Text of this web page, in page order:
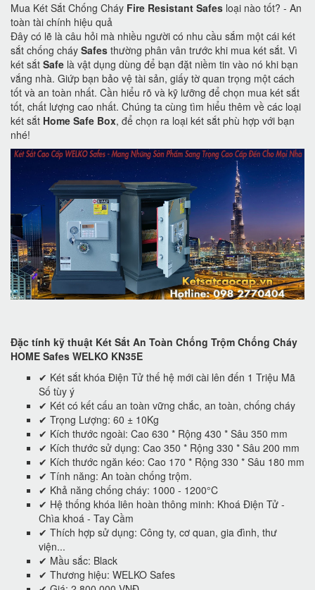
Mua Két Sắt Chống Cháy Fire Resistant Safes loại nào tốt? - An
toàn tài chính hiệu quả
Đây có lẽ là câu hỏi mà nhiều người có nhu cầu sắm một cái két
sắt chống cháy Safes thường phân vân trước khi mua két sắt. Vì
két sắt Safe là vật dụng dùng để bạn đặt niềm tin vào nó khi bạn
vắng nhà. Giứp bạn bảo vệ tài sản, giấy tờ quan trọng một cách
tốt và an toàn nhất. Cần hiểu rõ và kỹ lưỡng để chọn mua két sắt
tốt, chất lượng cao nhất. Chúng ta cùng tìm hiểu thêm về các loại
két sắt Home Safe Box, để chọn ra loại két sắt phù hợp với bạn
nhé!
Đặc tính kỹ thuật Két Sắt An Toàn Chống Trộm Chống Cháy
HOME Safes WELKO KN35E
✔ Két sắt khóa Điện Tử thế hệ mới cài lên đến 1 Triệu Mã
Số tùy ý
✔ Két có kết cấu an toàn vững chắc, an toàn, chống cháy
✔ Trọng Lượng: 60 ± 10Kg
✔ Kích thước ngoài: Cao 630 * Rộng 430 * Sâu 350 mm
✔ Kích thước sử dụng: Cao 350 * Rộng 330 * Sâu 200 mm
✔ Kích thước ngăn kéo: Cao 170 * Rộng 330 * Sâu 180 mm
✔ Tính năng: An toàn chống trộm.
✔ Khả năng chống cháy: 1000 - 1200°C
✔ Hệ thống khóa liên hoàn thông minh: Khoá Điện Tử -
Chìa khoá - Tay Cầm
✔ Thích hợp sử dụng: Công ty, cơ quan, gia đình, thư
viện...
✔ Mầu sắc: Black
✔ Thương hiệu: WELKO Safes